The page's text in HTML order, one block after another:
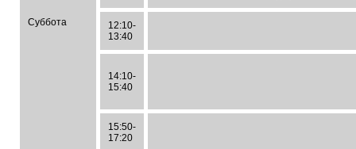
Суббота
12:10-
13:40
14:10-
15:40
15:50-
17:20